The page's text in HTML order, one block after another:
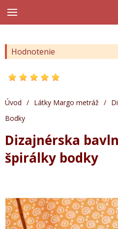
Hodnotenie
Úvod / Látky Margo metráž /
Bodky
Dizajnérska
špirálky bodky